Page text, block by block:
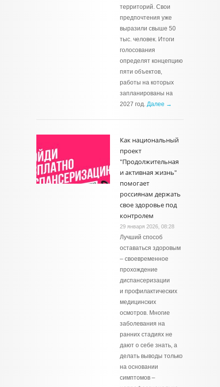
территорий. Свои
предпочтения уже
выразили свыше 50
тыс. человек. Итоги
голосования
определят концепцию
пяти объектов,
работы на которых
запланированы на
2027 год. Далее →
Как национальный
проект
"Продолжительная
и активная жизнь"
помогает
россиянам держать
свое здоровье под
контролем
29 января 2026, 08:28
Лучший способ
оставаться здоровым
– своевременное
прохождение
диспансеризации
и профилактических
медицинских
осмотров. Многие
заболевания на
ранних стадиях не
дают о себе знать, а
делать выводы только
на основании
симптомов –